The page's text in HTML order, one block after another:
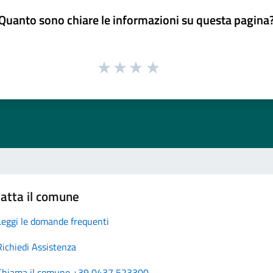
sono chiare le informazioni su questa
il comune
le domande frequenti
Assistenza